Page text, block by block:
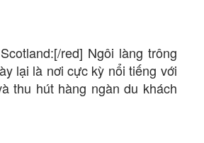
red] Ngôi làng trông
lại là nơi cực kỳ nổi tiếng với
thu hút hàng ngàn du khách